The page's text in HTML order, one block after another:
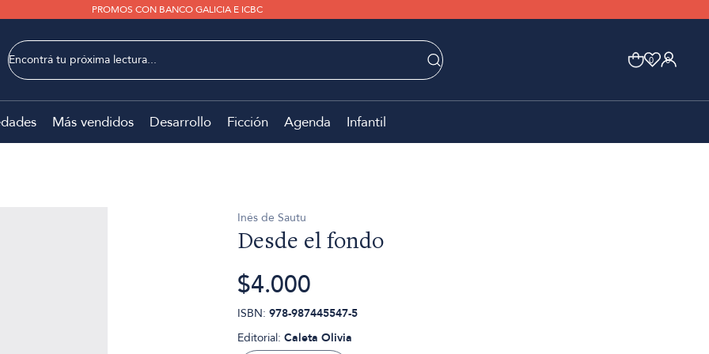
PROMOS CON BANCO GALICIA E ICBC
0 0
Más vendidos Desarrollo Ficción Agenda Infantil
Inés de Sautu
Desde el fondo
$4.000
ISBN: 978-987445547-5
Editorial: Caleta Olivia